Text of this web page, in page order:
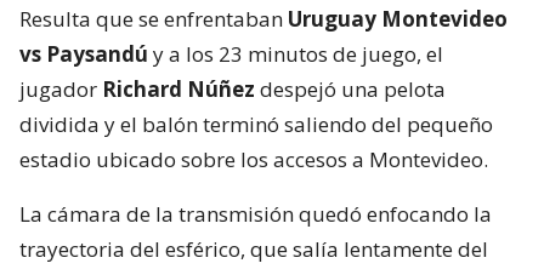
Resulta que se enfrentaban Uruguay Montevideo
vs Paysandú y a los 23 minutos de juego, el
jugador Richard Núñez despejó una pelota
dividida y el balón terminó saliendo del pequeño
estadio ubicado sobre los accesos a Montevideo.
La cámara de la transmisión quedó enfocando la
trayectoria del esférico, que salía lentamente del